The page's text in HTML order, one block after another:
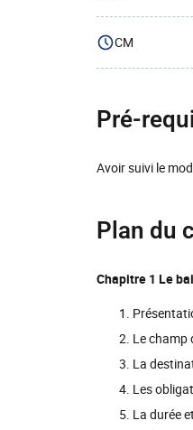
CM
Pré-
Avoir suivi le
Plan du
Chapitre 1 Le
Le champ
La
Les
La durée